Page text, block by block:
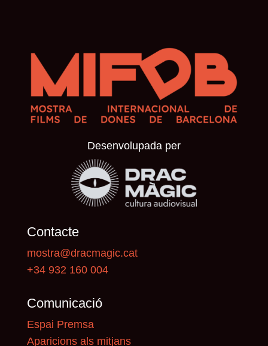
Desenvolupada per
Contacte
mostra@dracmagic.cat
+34 932 160 004
Comunicació
Espai Premsa
Aparicions als mitjans